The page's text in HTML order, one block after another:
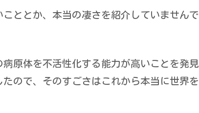
ととか、本当の凄さを紹介していませんで
原体を不活性化する能力が高いことを発見
ので、そのすごさはこれから本当に世界を